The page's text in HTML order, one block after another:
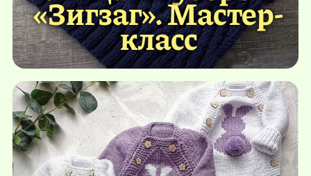
«Зигзаг». Мастер-
класс